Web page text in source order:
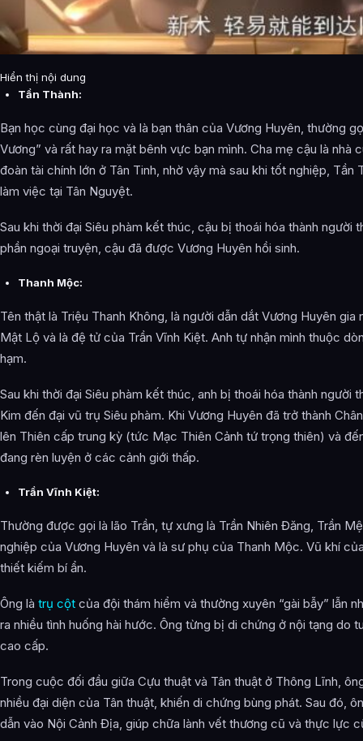
Hiển thị nội dung
Tần Thành:
Bạn học cùng đại học và là bạn thân của Vương Huyên, thường
Vương” và rất hay ra mặt bênh vực bạn mình. Cha mẹ cậu là nhà
đoàn tài chính lớn ở Tân Tinh, nhờ vậy mà sau khi tốt nghiệp, Tần
làm việc tại Tân Nguyệt.
Sau khi thời đại Siêu phàm kết thúc, cậu bị thoái hóa thành người
phần ngoại truyện, cậu đã được Vương Huyên hồi sinh.
Thanh Mộc:
Tên thật là Triệu Thanh Không, là người dẫn dắt Vương Huyên
Mật Lộ và là đệ tử của Trần Vĩnh Kiệt. Anh tự nhận mình thuộc
hạm.
Sau khi thời đại Siêu phàm kết thúc, anh bị thoái hóa thành người
Kim đến đại vũ trụ Siêu phàm. Khi Vương Huyên đã trở thành
lên Thiên cấp trung kỳ (tức Mạc Thiên Cảnh tứ trọng thiên) và
đang rèn luyện ở các cảnh giới thấp.
Trần Vĩnh Kiệt:
Thường được gọi là lão Trần, tự xưng là Trần Nhiên Đăng, Trần
nghiệp của Vương Huyên và là sư phụ của Thanh Mộc. Vũ khí
thiết kiếm bí ẩn.
Ông là trụ cột của đội thám hiểm và thường xuyên “gài bẫy” lẫn
ra nhiều tình huống hài hước. Ông từng bị di chứng ở nội tạng do
cao cấp.
Trong cuộc đối đầu giữa Cựu thuật và Tân thuật ở Thông Lĩnh,
nhiều đại diện của Tân thuật, khiến di chứng bùng phát. Sau đó,
dẫn vào Nội Cảnh Địa, giúp chữa lành vết thương cũ và thực lực